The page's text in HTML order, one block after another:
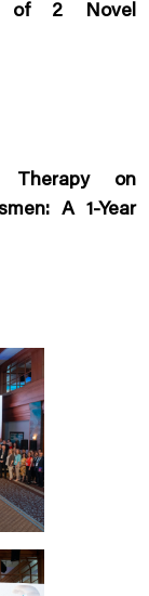
of 2 Novel
Therapy on
A 1-Year